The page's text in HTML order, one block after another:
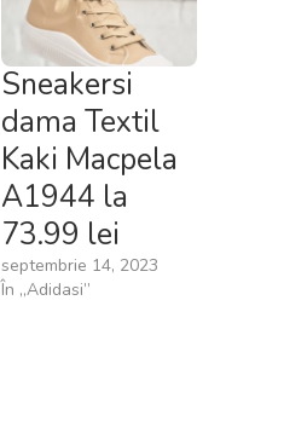
Sneakersi
dama Textil
Kaki Macpela
A1944 la
73.99 lei
septembrie 14, 2023
În „Adidasi”